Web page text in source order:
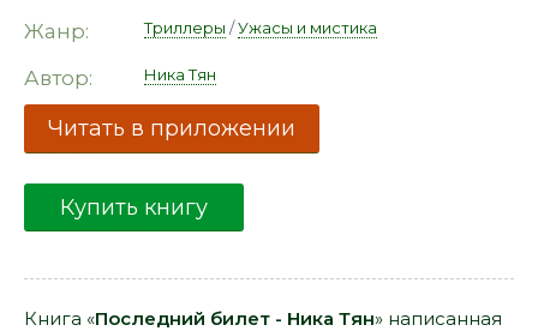
Жанр:
Триллеры /Ужасы и мистика
Автор: Ника Тян
Читать в приложении
Купить книгу
Книга «Последний билет - Ника Тян» написанная